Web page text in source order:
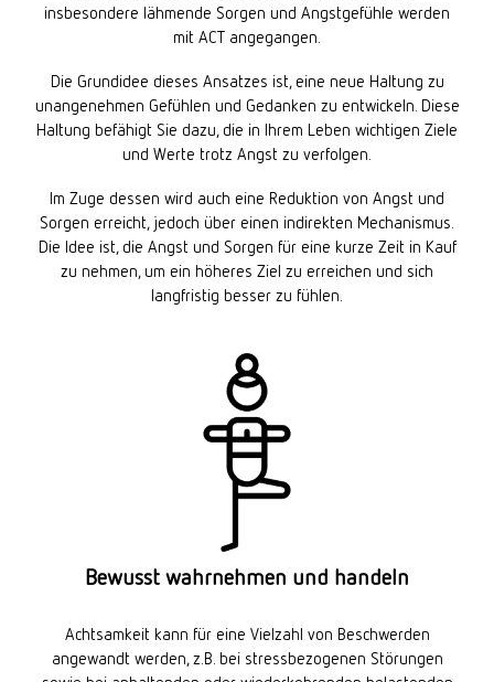
insbesondere lähmende Sorgen und Angstgefühle werden
mit ACT angegangen.
Die Grundidee dieses Ansatzes ist, eine neue Haltung zu
unangenehmen Gefühlen und Gedanken zu entwickeln. Diese
Haltung befähigt Sie dazu, die in Ihrem Leben wichtigen Ziele
und Werte trotz Angst zu verfolgen.
Im Zuge dessen wird auch eine Reduktion von Angst und
Sorgen erreicht, jedoch über einen indirekten Mechanismus.
Die Idee ist, die Angst und Sorgen für eine kurze Zeit in Kauf
zu nehmen, um ein höheres Ziel zu erreichen und sich
langfristig besser zu fühlen.
Bewusst wahrnehmen und handeln
Achtsamkeit kann für eine Vielzahl von Beschwerden
angewandt werden, z.B. bei stressbezogenen Störungen